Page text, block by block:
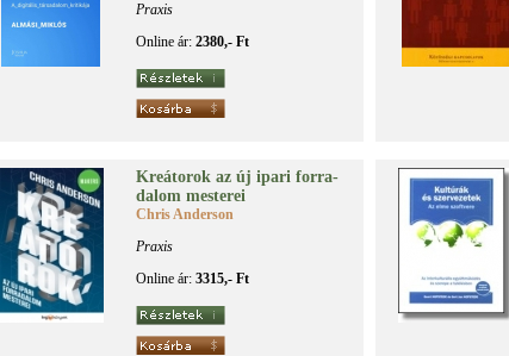
Praxis
Online ár: 2380,- Ft
Kre­á­to­rok az új ipa­ri for­ra­
da­lom mes­te­rei
Chris Anderson
Praxis
Online ár: 3315,- Ft